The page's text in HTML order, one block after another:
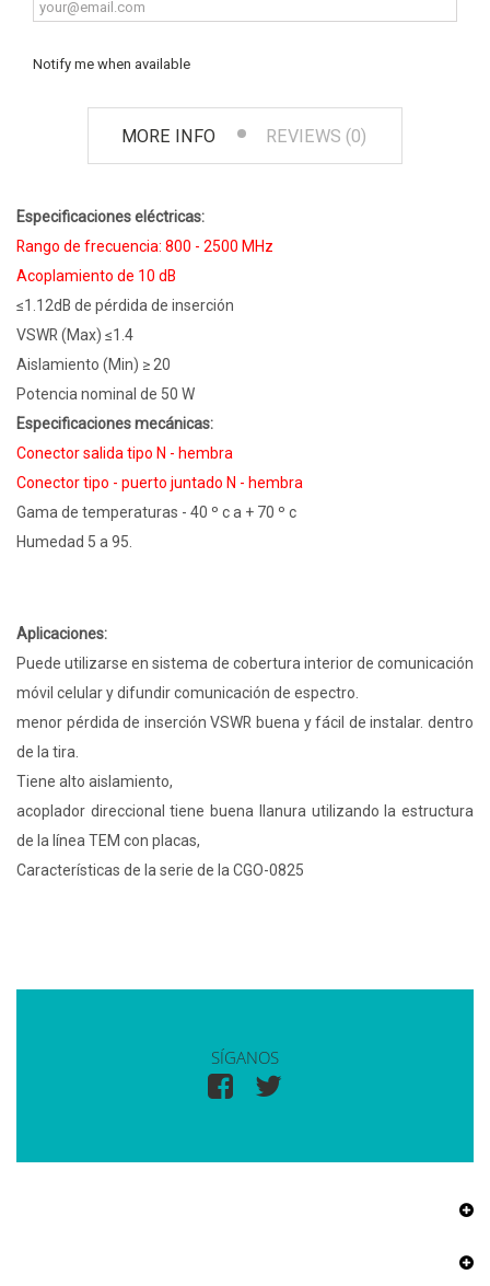
Notify me when available
MORE INFO REVIEWS (0)
Especificaciones eléctricas:
Rango de frecuencia: 800 - 2500 MHz
Acoplamiento de 10 dB
≤1.12dB de pérdida de inserción
VSWR (Max) ≤1.4
Aislamiento (Min) ≥ 20
Potencia nominal de 50 W
Especificaciones mecánicas:
Conector salida tipo N - hembra
Conector tipo - puerto juntado N - hembra
Gama de temperaturas - 40 º c a + 70 º c
Humedad 5 a 95.
Aplicaciones:
Puede utilizarse en sistema de cobertura interior de comunicación
móvil celular y difundir comunicación de espectro.
menor pérdida de inserción VSWR buena y fácil de instalar. dentro
de la tira.
Tiene alto aislamiento,
acoplador direccional tiene buena llanura utilizando la estructura
de la línea TEM con placas,
Características de la serie de la CGO-0825
SÍGANOS